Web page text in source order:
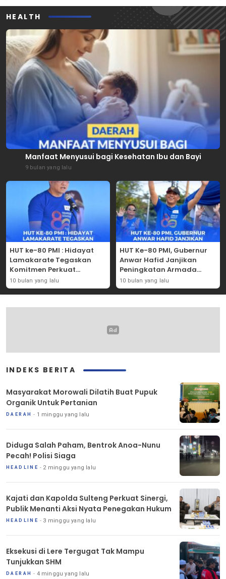
HEALTH
Manfaat Menyusui bagi Kesehatan Ibu dan Bayi
9 bulan yang lalu
HUT ke-80 PMI : Hidayat
Lamakarate Tegaskan
Komitmen Perkuat
Solidaritas Kemanusiaan
10 bulan yang lalu
HUT Ke-80 PMI, Gubernur
Anwar Hafid Janjikan
Peningkatan Armada
Mobil Donor Darah
10 bulan yang lalu
INDEKS BERITA
Masyarakat Morowali Dilatih Buat Pupuk
Organik Untuk Pertanian
DAERAH 1 minggu yang lalu
Diduga Salah Paham, Bentrok Anoa-Nunu
Pecah! Polisi Siaga
HEADLINE 2 minggu yang lalu
Kajati dan Kapolda Sulteng Perkuat Sinergi,
Publik Menanti Aksi Nyata Penegakan Hukum
HEADLINE 3 minggu yang lalu
Eksekusi di Lere Tergugat Tak Mampu
Tunjukkan SHM
DAERAH 4 minggu yang lalu